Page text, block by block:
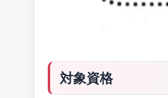
対象資格